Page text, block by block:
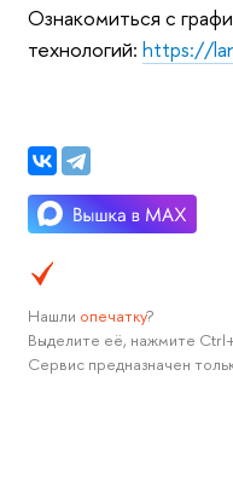
Ознакомиться с
технологий: https://
Нашли опечатку?
Выделите её, нажмите
Сервис предназначен